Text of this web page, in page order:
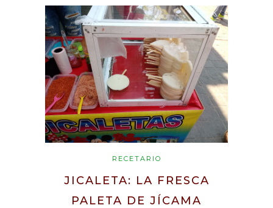
RECETARIO
JICALETA: LA FRESCA
PALETA DE JÍCAMA